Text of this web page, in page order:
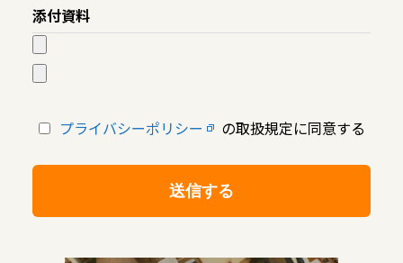
添付資料
プライバシーポリシー の取扱規定に同意する